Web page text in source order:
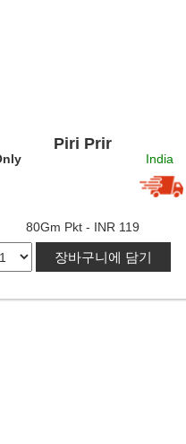
Piri Prir
India
80Gm Pkt - INR 119
장바구니에 담기